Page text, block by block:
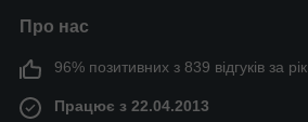
Про нас
96% позитивних з 839 відгуків за рік
Працює з 22.04.2013